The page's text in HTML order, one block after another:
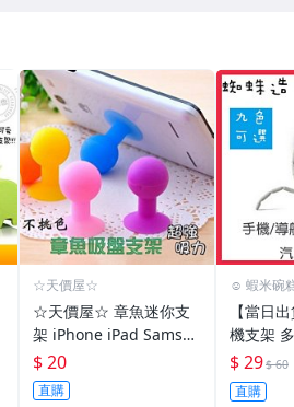
☆天價屋☆
☆天價屋☆ 章魚迷你支
架 iPhone iPad Samsu
ng htc sony 三星 手機
迷你吸盤支架 手機座
$ 20
直購
☺ 蝦米碗
【當日
機支架
蛛架 手
爪支架
$ 29$ 60
直購